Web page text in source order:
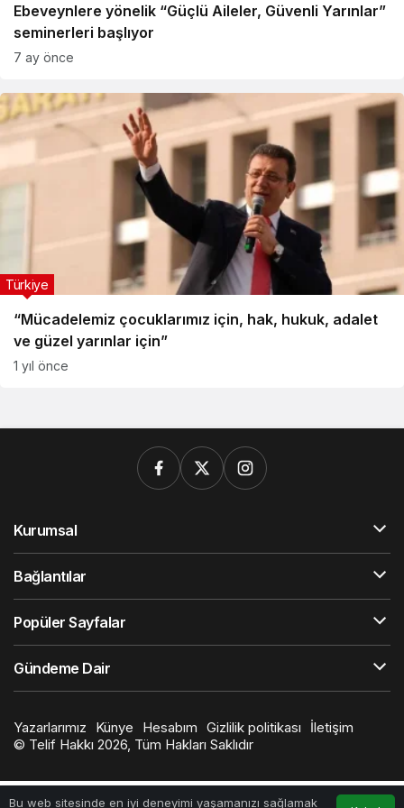
Ebeveynlere yönelik “Güçlü Aileler, Güvenli Yarınlar”
seminerleri başlıyor
7 ay önce
“Mücadelemiz çocuklarımız için, hak, hukuk, adalet
ve güzel yarınlar için”
Türkiye
1 yıl önce
Bu web sitesinde en iyi deneyimi yaşamanızı sağlamak
Kurumsal
Bağlantılar
Popüler Sayfalar
Gündeme Dair
Yazarlarımız Künye Hesabım Gizlilik politikası
İletişim
© Telif Hakkı 2026, Tüm Hakları Saklıdır